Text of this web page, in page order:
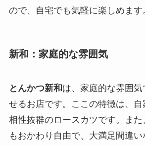
ので、自宅でも気軽に楽しめます
新和：家庭的な雰囲気
とんかつ新和 は、家庭的な雰囲
せるお店です。ここの特徴は、
相性抜群のロースカツです。ま
もおかわり自由で、大満足間違